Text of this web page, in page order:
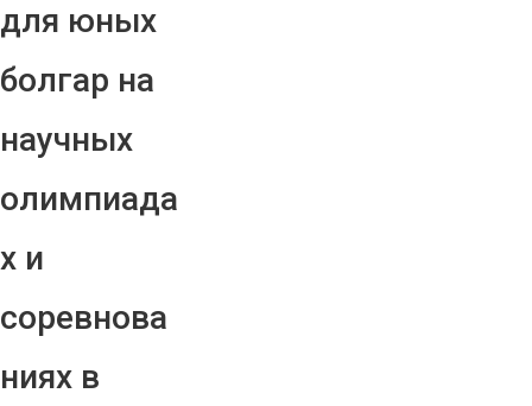
для юных
болгар на
научных
олимпиада
х и
соревнова
ниях в